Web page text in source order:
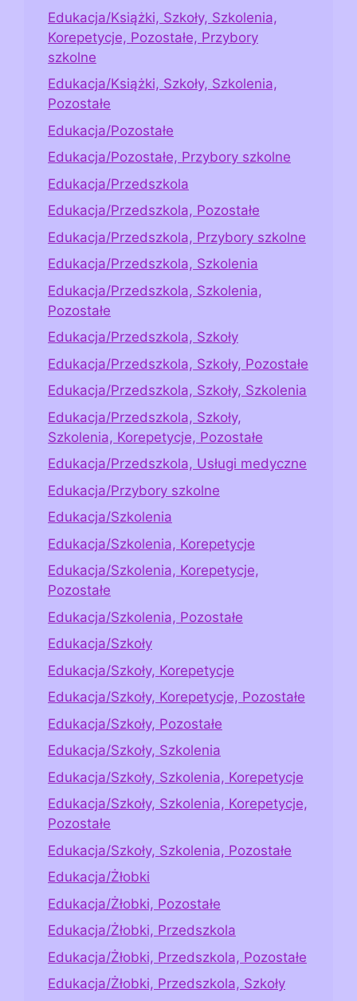
Edukacja/Książki, Szkoły, Szkolenia,
Korepetycje, Pozostałe, Przybory
szkolne
Edukacja/Książki, Szkoły, Szkolenia,
Pozostałe
Edukacja/Pozostałe
Edukacja/Pozostałe, Przybory szkolne
Edukacja/Przedszkola
Edukacja/Przedszkola, Pozostałe
Edukacja/Przedszkola, Przybory szkolne
Edukacja/Przedszkola, Szkolenia
Edukacja/Przedszkola, Szkolenia,
Pozostałe
Edukacja/Przedszkola, Szkoły
Edukacja/Przedszkola, Szkoły, Pozostałe
Edukacja/Przedszkola, Szkoły, Szkolenia
Edukacja/Przedszkola, Szkoły,
Szkolenia, Korepetycje, Pozostałe
Edukacja/Przedszkola, Usługi medyczne
Edukacja/Przybory szkolne
Edukacja/Szkolenia
Edukacja/Szkolenia, Korepetycje
Edukacja/Szkolenia, Korepetycje,
Pozostałe
Edukacja/Szkolenia, Pozostałe
Edukacja/Szkoły
Edukacja/Szkoły, Korepetycje
Edukacja/Szkoły, Korepetycje, Pozostałe
Edukacja/Szkoły, Pozostałe
Edukacja/Szkoły, Szkolenia
Edukacja/Szkoły, Szkolenia, Korepetycje
Edukacja/Szkoły, Szkolenia, Korepetycje,
Pozostałe
Edukacja/Szkoły, Szkolenia, Pozostałe
Edukacja/Żłobki
Edukacja/Żłobki, Pozostałe
Edukacja/Żłobki, Przedszkola
Edukacja/Żłobki, Przedszkola, Pozostałe
Edukacja/Żłobki, Przedszkola, Szkoły